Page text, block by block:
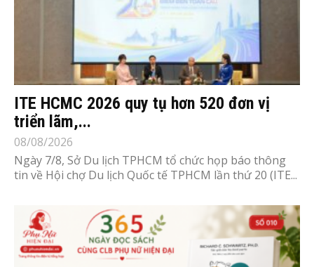
ITE HCMC 2026 quy tụ hơn 520 đơn vị
triển lãm,...
08/08/2026
Ngày 7/8, Sở Du lịch TPHCM tổ chức họp báo thông
tin về Hội chợ Du lịch Quốc tế TPHCM lần thứ 20 (ITE...